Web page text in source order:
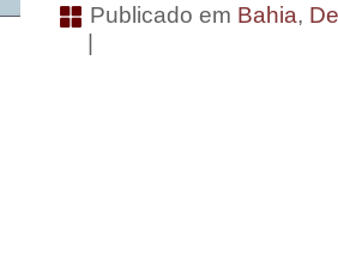
Publicado em Bahia,
|